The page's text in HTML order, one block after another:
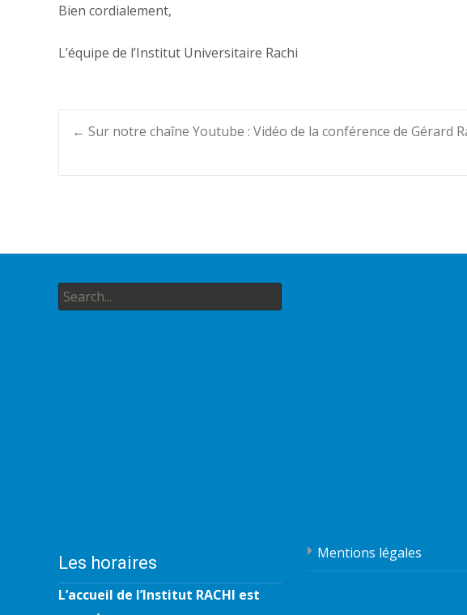
Bien cordialement,
L’équipe de l’Institut Universitaire Rachi
Post
← Sur notre chaîne Youtube : Vidéo de la conférence de Gérard
Search
for:
Les horaires
L’accueil de l’Institut RACHI est
Mentions légales